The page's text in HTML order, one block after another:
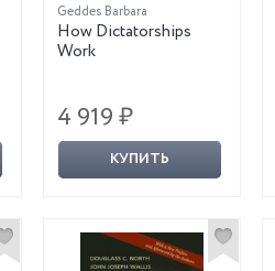
Geddes Barbara
How Dictatorships
Work
4 919 ₽
КУПИТЬ